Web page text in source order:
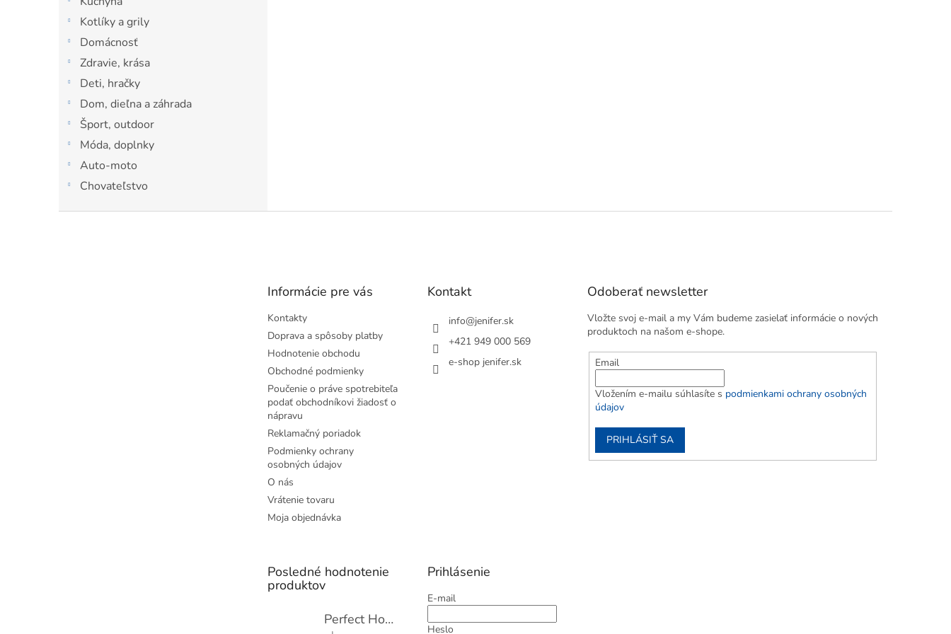
Kotlíky a grily
Domácnosť
Zdravie, krása
Deti, hračky
Dom, dieľna a záhrada
Šport, outdoor
Móda, doplnky
Auto-moto
Chovateľstvo
Informácie pre vás
Kontakty
Doprava a spôsoby platby
Hodnotenie obchodu
Obchodné podmienky
Poučenie o práve spotrebiteľa
podať obchodníkovi žiadosť o
nápravu
Reklamačný poriadok
Podmienky ochrany
osobných údajov
O nás
Vrátenie tovaru
Moja objednávka
Kontakt
info@jenifer.sk
+421 949 000 569
e-shop jenifer.sk
Odoberať newsletter
Vložte svoj e-mail a my Vám budeme zasielať informácie o nových
produktoch na našom e-shope.
Email
Vložením e-mailu súhlasíte s podmienkami ochrany osobných
údajov
PRIHLÁSIŤ SA
Posledné hodnotenie
produktov
Perfect Home Tĺčik na mäso so sekáčikom, 56893
Prihlásenie
E-mail
Heslo